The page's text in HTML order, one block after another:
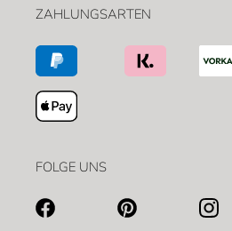
ZAHLUNGSARTEN
FOLGE UNS